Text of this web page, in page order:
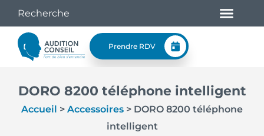
Prendre RDV
DORO 8200 téléphone intelligent
Accueil > Accessoires > DORO 8200 téléphone
intelligent